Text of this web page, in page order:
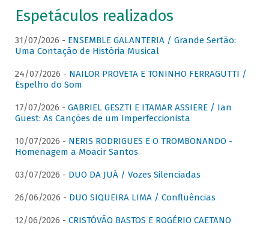
Espetáculos realizados
31/07/2026 - ENSEMBLE GALANTERIA / Grande Sertão:
Uma Contação de História Musical
24/07/2026 - NAILOR PROVETA E TONINHO FERRAGUTTI /
Espelho do Som
17/07/2026 - GABRIEL GESZTI E ITAMAR ASSIERE / Ian
Guest: As Canções de um Imperfeccionista
10/07/2026 - NERIS RODRIGUES E O TROMBONANDO -
Homenagem a Moacir Santos
03/07/2026 - DUO DA JUÁ / Vozes Silenciadas
26/06/2026 - DUO SIQUEIRA LIMA / Confluências
12/06/2026 - CRISTÓVÃO BASTOS E ROGÉRIO CAETANO